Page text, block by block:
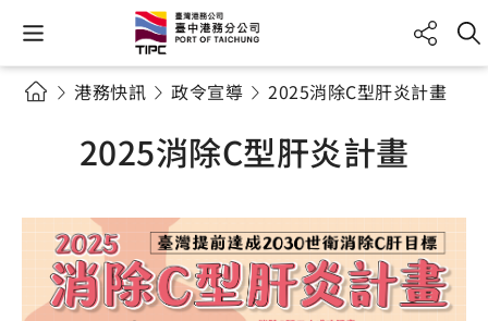
港務快訊 政令宣導 2025消除C型肝炎計畫
2025消除C型肝炎計畫